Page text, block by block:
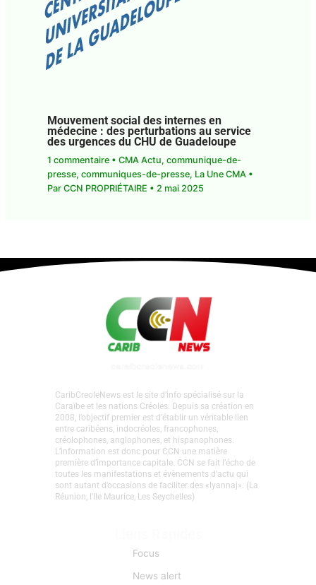
Mouvement social des internes en
médecine : des perturbations au service
des urgences du CHU de Guadeloupe
1 commentaire • CMA Actu, communique-de-
presse, communiques-de-presse, La Une CMA •
Par CCN PROPRIÉTAIRE • 2 mai 2025
CaribCreoleNews est le site d’info spécialisé sur la
Caraïbe et les nations Créoles. Depuis sa création en
2008, l’objectif premier est d’établir un véritable lien
entre caribéens, indocréoles, francophones,
créolophones, anglophones, et hispanophones.
L’information est donc pour CCN une matière
première d’importance capitale. CCN se fait l’écho de
toutes les manifestations et évènements d'actu qui
sont autant d’occasions de faciliter des «lyannaj». (La
Réunion, l'Ile Maurice, Les Seychelles)
Focus
News alert